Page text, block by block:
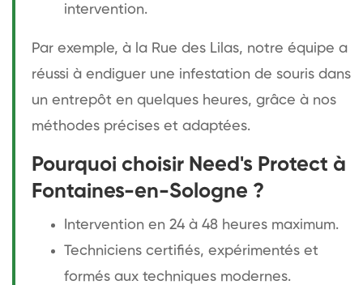
intervention.
Par exemple, à la Rue des Lilas, notre équipe a
réussi à endiguer une infestation de souris dans
un entrepôt en quelques heures, grâce à nos
méthodes précises et adaptées.
Pourquoi choisir Need's Protect à
Fontaines-en-Sologne ?
Intervention en 24 à 48 heures maximum.
Techniciens certifiés, expérimentés et
formés aux techniques modernes.